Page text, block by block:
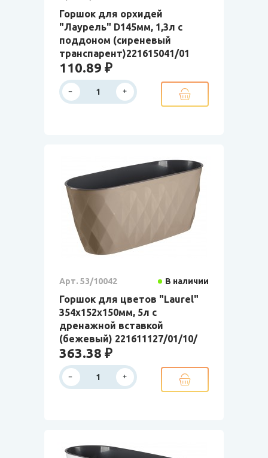
Горшок для орхидей
"Лаурель" D145мм, 1,3л с
поддоном (сиреневый
транспарент)221615041/01
110.89 ₽
Арт. 53/10042 В наличии
Горшок для цветов "Laurel"
354х152х150мм, 5л с
дренажной вставкой
(бежевый) 221611127/01/10/
363.38 ₽